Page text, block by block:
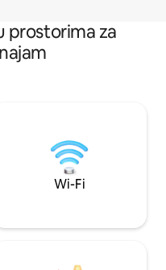
prostorima za
Wi-Fi